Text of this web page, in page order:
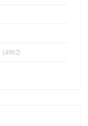
(4962)